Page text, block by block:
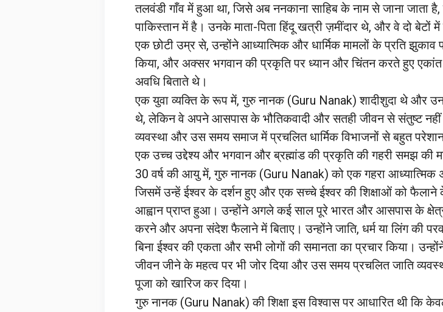
तलवंडी गाँव में हुआ था, जिसे अब ननकाना साहिब के नाम से जाना जाता है,
पाकिस्तान में है। उनके माता-पिता हिंदू खत्री ज़मींदार थे, और वे दो बेटों
एक छोटी उम्र से, उन्होंने आध्यात्मिक और धार्मिक मामलों के प्रति झुकाव
किया, और अक्सर भगवान की प्रकृति पर ध्यान और चिंतन करते हुए
अवधि बिताते थे।
एक युवा व्यक्ति के रूप में, गुरु नानक (Guru Nanak) शादीशुदा थे और
थे, लेकिन वे अपने आसपास के भौतिकवादी और सतही जीवन से संतुष्ट
व्यवस्था और उस समय समाज में प्रचलित धार्मिक विभाजनों से बहुत
एक उच्च उद्देश्य और भगवान और ब्रह्मांड की प्रकृति की गहरी समझ की
30 वर्ष की आयु में, गुरु नानक (Guru Nanak) को एक गहरा
जिसमें उन्हें ईश्वर के दर्शन हुए और एक सच्चे ईश्वर की शिक्षाओं को फैलाने
आह्वान प्राप्त हुआ। उन्होंने अगले कई साल पूरे भारत और आसपास के
करने और अपना संदेश फैलाने में बिताए। उन्होंने जाति, धर्म या लिंग की
बिना ईश्वर की एकता और सभी लोगों की समानता का प्रचार किया।
जीवन जीने के महत्व पर भी जोर दिया और उस समय प्रचलित जाति
पूजा को खारिज कर दिया।
गुरु नानक (Guru Nanak) की शिक्षा इस विश्वास पर आधारित थी कि